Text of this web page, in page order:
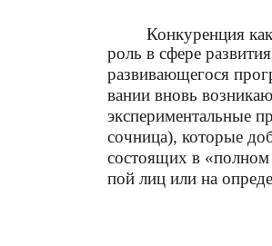
Конкуренция
роль в сфере
развивающегося
вании вновь
экспериментальные
сочница), которые
состоящих в «полном
пой лиц или на